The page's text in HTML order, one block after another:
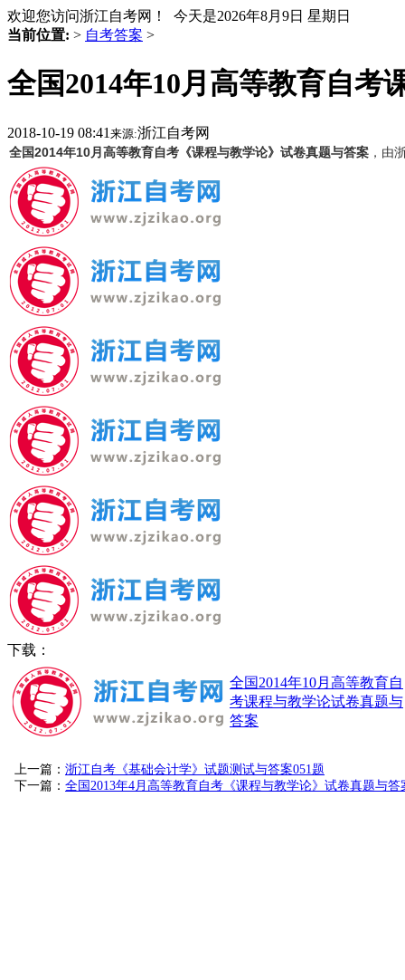
欢迎您访问浙江自考网！ 今天是2026年8月9日 星期日
当前位置: > 自考答案 >
全国2014年10月高等教育自考
2018-10-19 08:41 来源:浙江自考网
全国2014年10月高等教育自考《课程与教学论》试卷真题与答案 ，由
下载：
全国2014年10月高等教育自
考课程与教学论试卷真题与
答案
上一篇： 浙江自考《基础会计学》试题测试与答案051题
下一篇： 全国2013年4月高等教育自考《课程与教学论》试卷真题与答